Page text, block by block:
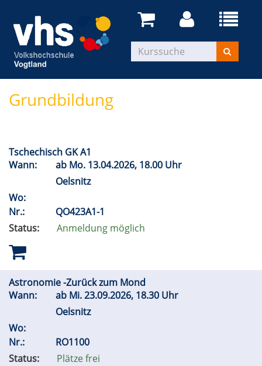
Grundbildung
Tschechisch GK A1
Wann:
ab Mo. 13.04.2026, 18.00 Uhr
Oelsnitz
Wo:
Nr.:
QO423A1-1
Status:
Anmeldung möglich
Astronomie -Zurück zum Mond
Wann:
ab Mi.23.09.2026, 18.30 Uhr
Oelsnitz
Wo:
Nr.:
RO1100
Status:
Plätze frei